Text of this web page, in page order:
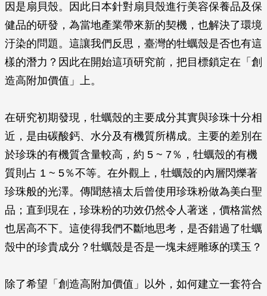
因是扇貝殼。因此日本針對扇貝殼進行美容保養品及保
健品的研發，為當地產業帶來新的契機，也解決了環境
汙染的問題。這讓我們反思，臺灣的牡蠣殼是否也有這
樣的潛力？因此在開始這項研究前，把目標鎖定在「創
造高附加價值」上。
在研究初期發現，牡蠣殼的主要成分其實與珍珠十分相
近，是由碳酸鈣、水分及有機質所構成。主要的差別在
於珍珠的有機質含量較高，約 5 ~ 7％，牡蠣殼的有機
質則占 1 ~ 5％不等。在外觀上，牡蠣殼的內層閃爍著
珍珠般的光澤。傳聞慈禧太后曾使用珍珠粉做為美白聖
品；直到現在，珍珠粉的功效仍然令人著迷，價格當然
也居高不下。這使得我們不斷地思考，是否錯過了牡蠣
殼中的珍貴成分？牡蠣殼是否是一塊未經雕琢的璞玉？
除了希望「創造高附加價值」以外，如何建立一套符合